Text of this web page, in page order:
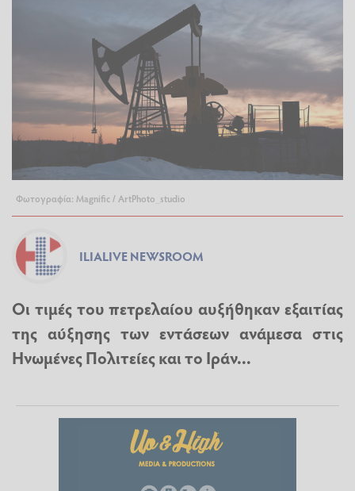
Φωτογραφία: Magnific / ArtPhoto_studio
ILIALIVE NEWSROOM
Οι τιμές του πετρελαίου αυξήθηκαν εξαιτίας
της αύξησης των εντάσεων ανάμεσα στις
Ηνωμένες Πολιτείες και το Ιράν...